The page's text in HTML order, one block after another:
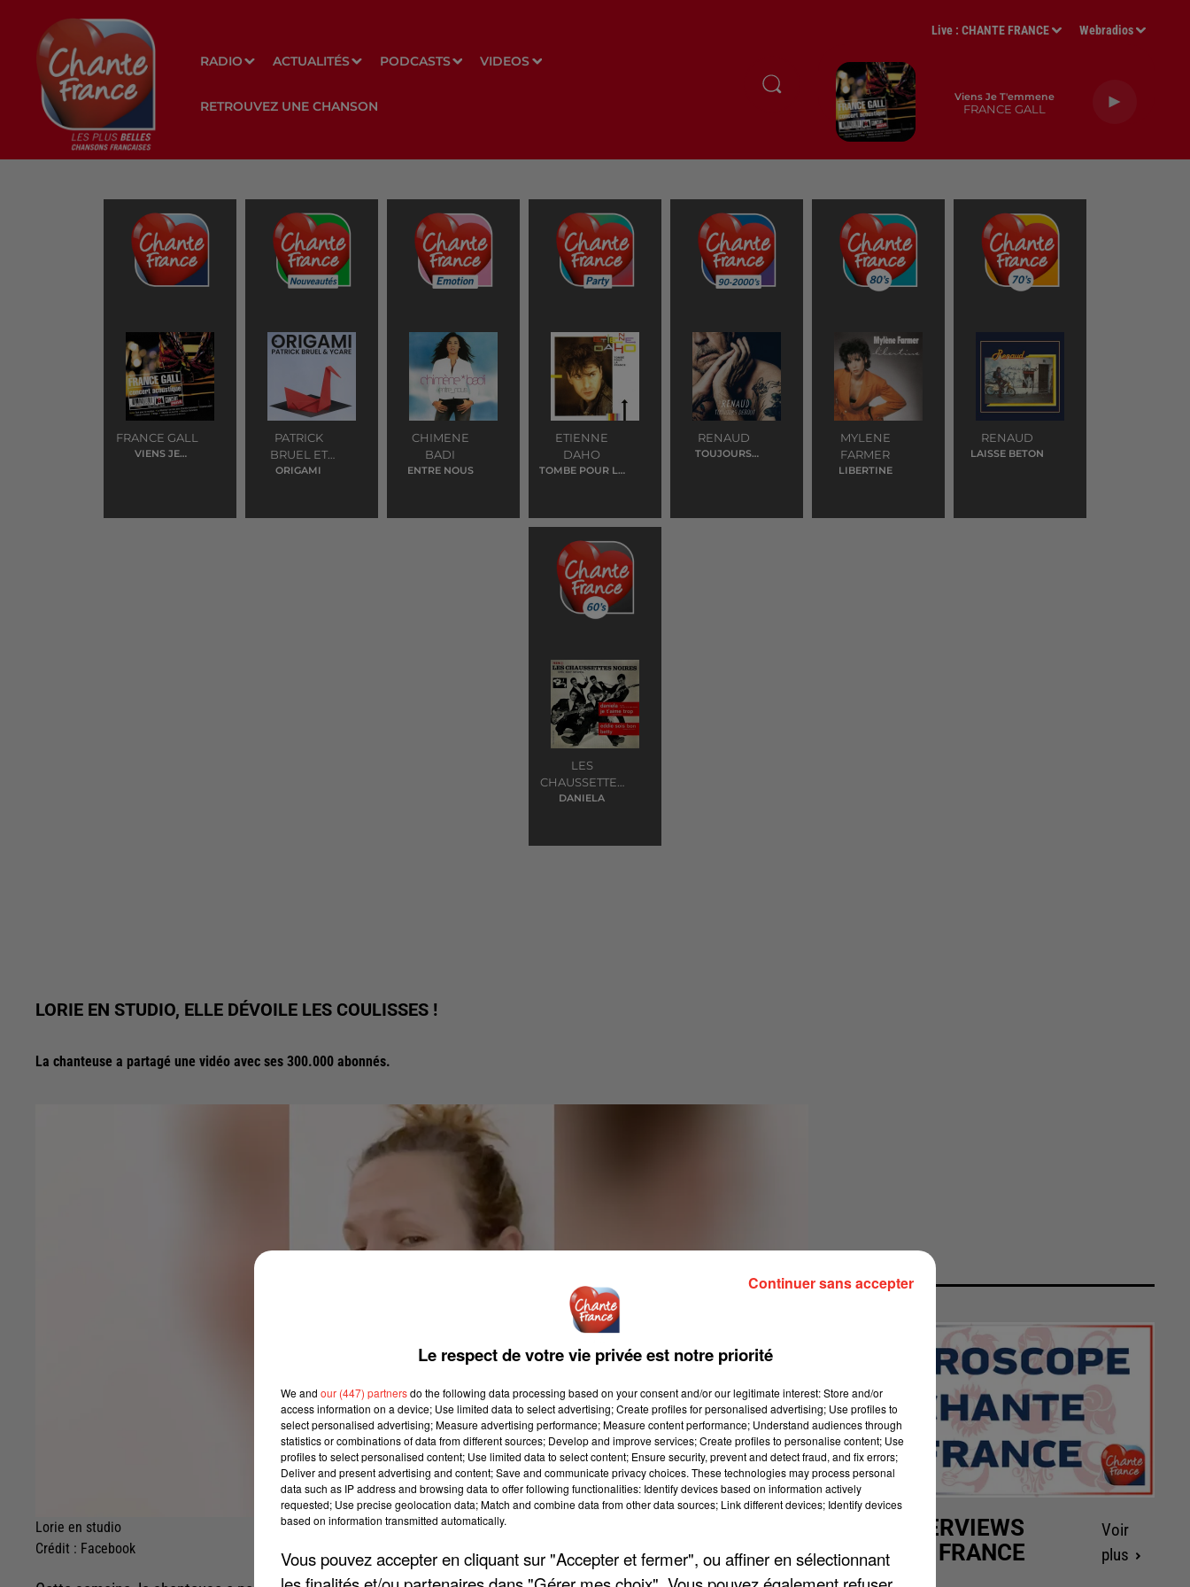
RADIO ACTUALITÉS PODCASTS VIDEOS
RETROUVEZ UNE CHANSON
Live :CHANTE FRANCE Webradios
Viens Je T'emmene
FRANCE GALL
FRANCE GALL
VIENS JE
PATRICK
BRUEL ET
YCARE
ORIGAMI
CHIMENE
BADI
ENTRE NOUS
ETIENNE
DAHO
TOMBE POUR LA
RENAUD
TOUJOURS
MYLENE
FARMER
LIBERTINE
RENAUD
LAISSE BETON
LES
CHAUSSETTES
NOIRES
DANIELA
LORIE EN STUDIO, ELLE DÉVOILE LES COULISSES !
La chanteuse a partagé une vidéo avec ses 300.000 abonnés.
Lorie en studio
Crédit : Facebook
LES INTERVIEWS
CHANTE FRANCE
Voir
plus
Le respect de votre vie privée est notre priorité
We and our (447) partnersdo the following data processing based on your consent and/or our legitimate interest: Store and/or
access information on a device; Use limited data to select advertising; Create profiles for personalised advertising; Use profiles to
select personalised advertising; Measure advertising performance; Measure content performance; Understand audiences through
statistics or combinations of data from different sources; Develop and improve services; Create profiles to personalise content; Use
profiles to select personalised content; Use limited data to select content; Ensure security, prevent and detect fraud, and fix errors;
Deliver and present advertising and content; Save and communicate privacy choices. These technologies may process personal
data such as IP address and browsing data to offer following functionalities: Identify devices based on information actively
requested; Use precise geolocation data; Match and combine data from other data sources; Link different devices; Identify devices
based on information transmitted automatically.
Vous pouvez accepter en cliquant sur "Accepter et fermer", ou affiner en sélectionnant
Continuer sans accepter